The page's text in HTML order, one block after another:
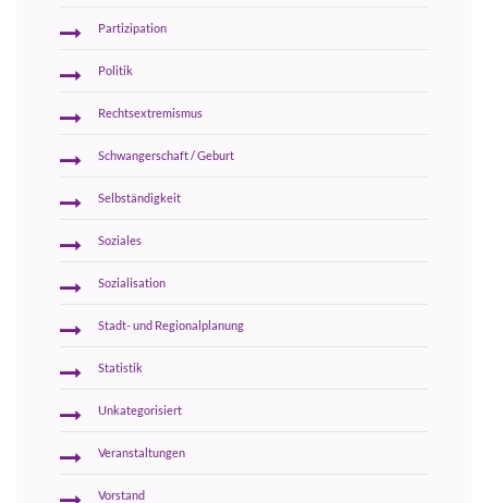
Partizipation
Politik
Rechtsextremismus
Schwangerschaft / Geburt
Selbständigkeit
Soziales
Sozialisation
Stadt- und Regionalplanung
Statistik
Unkategorisiert
Veranstaltungen
Vorstand